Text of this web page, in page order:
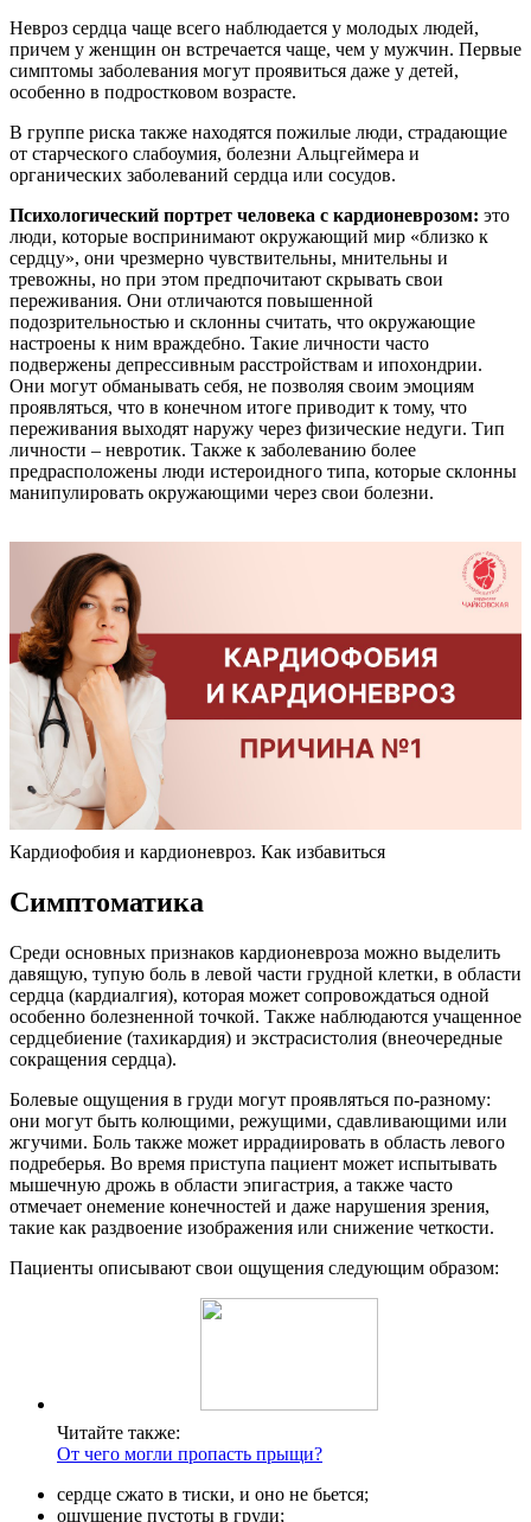
Невроз сердца чаще всего наблюдается у молодых людей,
причем у женщин он встречается чаще, чем у мужчин. Первые
симптомы заболевания могут проявиться даже у детей,
особенно в подростковом возрасте.
В группе риска также находятся пожилые люди, страдающие
от старческого слабоумия, болезни Альцгеймера и
органических заболеваний сердца или сосудов.
Психологический портрет человека с кардионеврозом: это
люди, которые воспринимают окружающий мир «близко к
сердцу», они чрезмерно чувствительны, мнительны и
тревожны, но при этом предпочитают скрывать свои
переживания. Они отличаются повышенной
подозрительностью и склонны считать, что окружающие
настроены к ним враждебно. Такие личности часто
подвержены депрессивным расстройствам и ипохондрии.
Они могут обманывать себя, не позволяя своим эмоциям
проявляться, что в конечном итоге приводит к тому, что
переживания выходят наружу через физические недуги. Тип
личности – невротик. Также к заболеванию более
предрасположены люди истероидного типа, которые склонны
манипулировать окружающими через свои болезни.
Кардиофобия и кардионевроз. Как избавиться
Симптоматика
Среди основных признаков кардионевроза можно выделить
давящую, тупую боль в левой части грудной клетки, в области
сердца (кардиалгия), которая может сопровождаться одной
особенно болезненной точкой. Также наблюдаются учащенное
сердцебиение (тахикардия) и экстрасистолия (внеочередные
сокращения сердца).
Болевые ощущения в груди могут проявляться по-разному:
они могут быть колющими, режущими, сдавливающими или
жгучими. Боль также может иррадиировать в область левого
подреберья. Во время приступа пациент может испытывать
мышечную дрожь в области эпигастрия, а также часто
отмечает онемение конечностей и даже нарушения зрения,
такие как раздвоение изображения или снижение четкости.
Пациенты описывают свои ощущения следующим образом:
Читайте также:
От чего могли пропасть прыщи?
сердце сжато в тиски, и оно не бьется;
ощущение пустоты в груди;